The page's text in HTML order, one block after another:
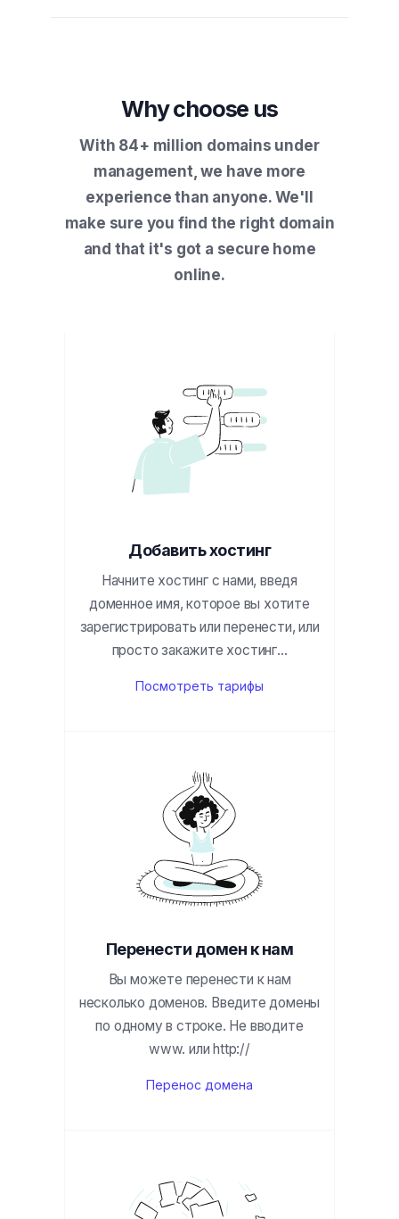
Why choose us
With 84+ million domains under
management, we have more
experience than anyone. We'll
make sure you find the right domain
and that it's got a secure home
online.
Добавить хостинг
Начните хостинг с нами, введя
доменное имя, которое вы хотите
зарегистрировать или перенести, или
просто закажите хостинг...
Посмотреть тарифы
Перенести домен к нам
Вы можете перенести к нам
несколько доменов. Введите домены
по одному в строке. Не вводите
www. или http://
Перенос домена